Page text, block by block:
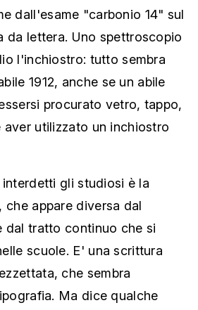
dall'esame "carbonio 14" sul
da lettera. Uno spettroscopio
l'inchiostro: tutto sembra
1912, anche se un abile
procurato vetro, tappo,
utilizzato un inchiostro
gli studiosi è la
appare diversa dal
dal tratto continuo che si
scuole. E' una scrittura
che sembra
Ma dice qualche